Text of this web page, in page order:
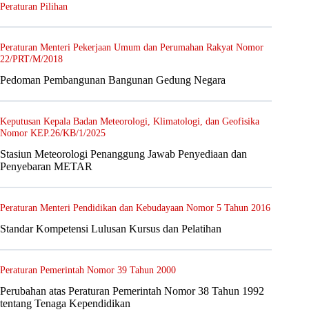
Peraturan Pilihan
Peraturan Menteri Pekerjaan Umum dan Perumahan Rakyat Nomor
22/PRT/M/2018
Pedoman Pembangunan Bangunan Gedung Negara
Keputusan Kepala Badan Meteorologi, Klimatologi, dan Geofisika
Nomor KEP.26/KB/1/2025
Stasiun Meteorologi Penanggung Jawab Penyediaan dan
Penyebaran METAR
Peraturan Menteri Pendidikan dan Kebudayaan Nomor 5 Tahun 2016
Standar Kompetensi Lulusan Kursus dan Pelatihan
Peraturan Pemerintah Nomor 39 Tahun 2000
Perubahan atas Peraturan Pemerintah Nomor 38 Tahun 1992
tentang Tenaga Kependidikan